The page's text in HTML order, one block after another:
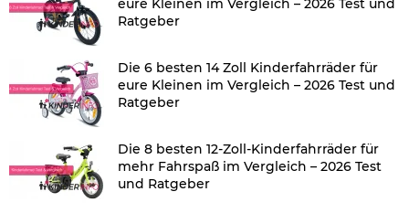
Ratgeber
Die 6 besten 14 Zoll Kinderfahrräder für
eure Kleinen im Vergleich – 2026 Test und
Ratgeber
Die 8 besten 12-Zoll-Kinderfahrräder für
mehr Fahrspaß im Vergleich – 2026 Test
und Ratgeber